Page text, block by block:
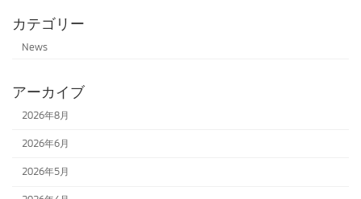
カテゴリー
News
アーカイブ
2026年8月
2026年6月
2026年5月